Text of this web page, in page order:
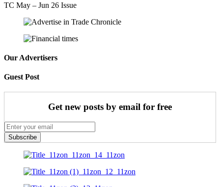
TC May – Jun 26 Issue
Our Advertisers
Guest Post
Get new posts by email for free
Subscribe